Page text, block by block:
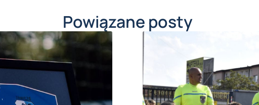
Powiązane posty